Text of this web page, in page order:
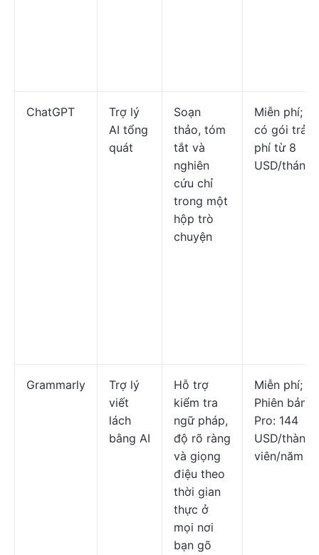
ChatGPT
Trợ lý
AI tổng
quát
Soạn
thảo, tóm
tắt và
nghiên
cứu chỉ
trong một
hộp trò
chuyện
Miễn phí;
có gói trả
phí từ 8
USD/tháng
Grammarly
Trợ lý
viết
lách
bằng AI
Hỗ trợ
kiểm tra
ngữ pháp,
độ rõ ràng
và giọng
điệu theo
thời gian
thực ở
mọi nơi
bạn gõ
Miễn phí;
Phiên bản
Pro: 144
USD/thành
viên/năm